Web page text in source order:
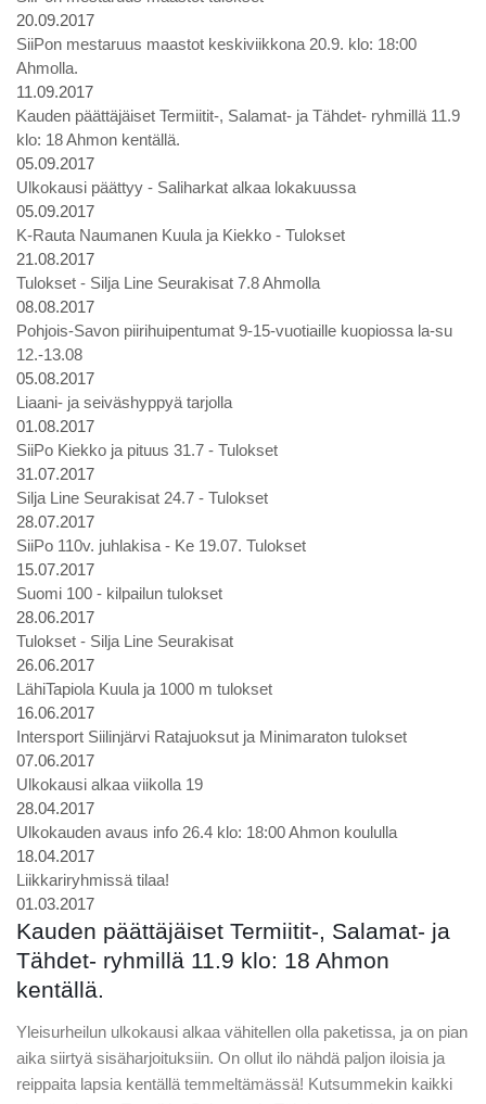
20.09.2017
SiiPon mestaruus maastot keskiviikkona 20.9. klo: 18:00
Ahmolla.
11.09.2017
Kauden päättäjäiset Termiitit-, Salamat- ja Tähdet- ryhmillä 11.9
klo: 18 Ahmon kentällä.
05.09.2017
Ulkokausi päättyy - Saliharkat alkaa lokakuussa
05.09.2017
K-Rauta Naumanen Kuula ja Kiekko - Tulokset
21.08.2017
Tulokset - Silja Line Seurakisat 7.8 Ahmolla
08.08.2017
Pohjois-Savon piirihuipentumat 9-15-vuotiaille kuopiossa la-su
12.-13.08
05.08.2017
Liaani- ja seiväshyppyä tarjolla
01.08.2017
SiiPo Kiekko ja pituus 31.7 - Tulokset
31.07.2017
Silja Line Seurakisat 24.7 - Tulokset
28.07.2017
SiiPo 110v. juhlakisa - Ke 19.07. Tulokset
15.07.2017
Suomi 100 - kilpailun tulokset
28.06.2017
Tulokset - Silja Line Seurakisat
26.06.2017
LähiTapiola Kuula ja 1000 m tulokset
16.06.2017
Intersport Siilinjärvi Ratajuoksut ja Minimaraton tulokset
07.06.2017
Ulkokausi alkaa viikolla 19
28.04.2017
Ulkokauden avaus info 26.4 klo: 18:00 Ahmon koululla
18.04.2017
Liikkariryhmissä tilaa!
01.03.2017
Kauden päättäjäiset Termiitit-, Salamat- ja
Tähdet- ryhmillä 11.9 klo: 18 Ahmon
kentällä.
Yleisurheilun ulkokausi alkaa vähitellen olla paketissa, ja on pian
aika siirtyä sisäharjoituksiin. On ollut ilo nähdä paljon iloisia ja
reippaita lapsia kentällä temmeltämässä! Kutsummekin kaikki